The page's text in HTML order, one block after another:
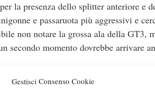
Gestisci Consenso Cookie
la presenza dello splitter anteriore e
e passaruota più aggressivi e
non notare la grossa ala della GT3,
secondo momento dovrebbe arrivare